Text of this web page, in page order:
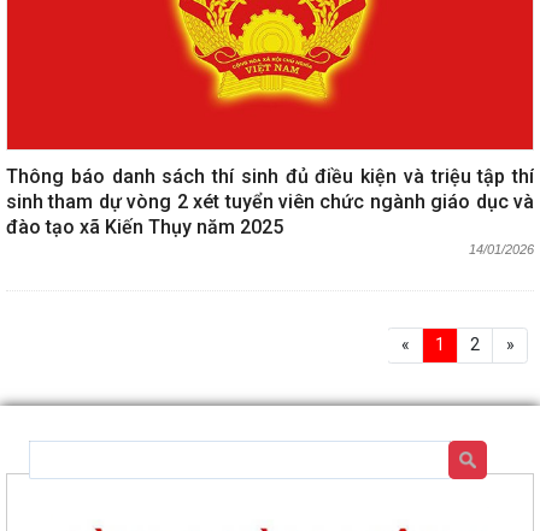
Thông báo danh sách thí sinh đủ điều kiện và triệu tập thí
sinh tham dự vòng 2 xét tuyển viên chức ngành giáo dục và
đào tạo xã Kiến Thụy năm 2025
14/01/2026
« 1 2 »